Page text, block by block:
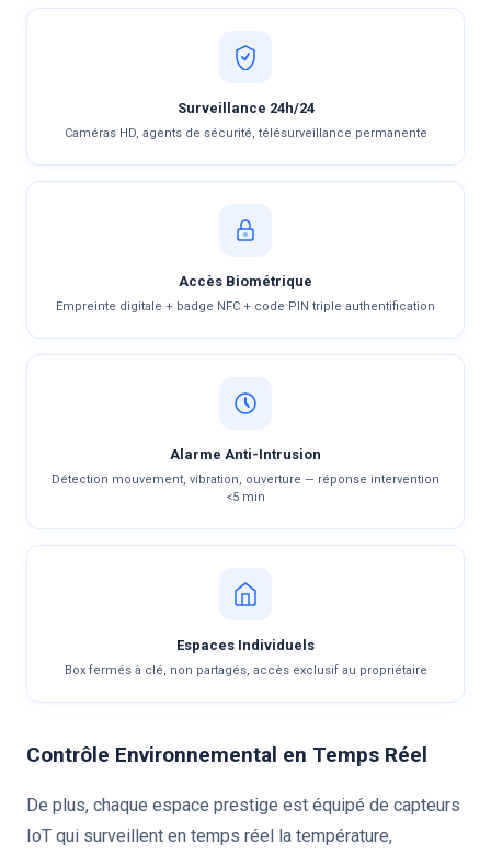
Surveillance 24h/24
Caméras HD, agents de sécurité, télésurveillance permanente
Accès Biométrique
Empreinte digitale + badge NFC + code PIN triple authentification
Alarme Anti-Intrusion
Détection mouvement, vibration, ouverture — réponse intervention
<5 min
Espaces Individuels
Box fermés à clé, non partagés, accès exclusif au propriétaire
Contrôle Environnemental en Temps Réel
De plus, chaque espace prestige est équipé de capteurs
IoT qui surveillent en temps réel la température,